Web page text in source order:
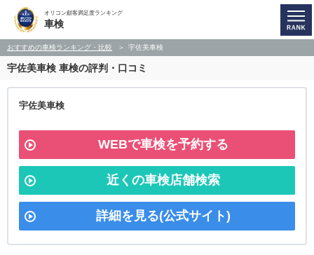
オリコン顧客満足度ランキング
車検
おすすめの車検ランキング・比較 宇佐美車検
宇佐美車検 車検の評判・口コミ
宇佐美車検
WEBで車検を予約する
近くの車検店舗検索
詳細を見る(公式サイト)